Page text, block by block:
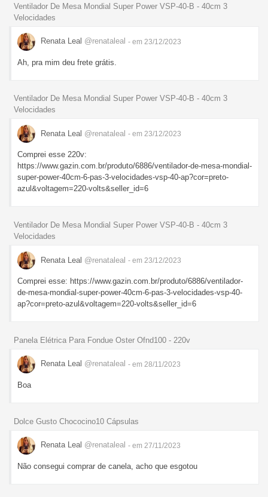
Ventilador De Mesa Mondial Super Power VSP-40-B - 40cm 3
Velocidades
Renata Leal @renataleal - em 23/12/2023
Ah, pra mim deu frete grátis.
Ventilador De Mesa Mondial Super Power VSP-40-B - 40cm 3
Velocidades
Renata Leal @renataleal - em 23/12/2023
Comprei esse 220v:
https://www.gazin.com.br/produto/6886/ventilador-de-mesa-mondial-
super-power-40cm-6-pas-3-velocidades-vsp-40-ap?cor=preto-
azul&voltagem=220-volts&seller_id=6
Ventilador De Mesa Mondial Super Power VSP-40-B - 40cm 3
Velocidades
Renata Leal @renataleal - em 23/12/2023
Comprei esse: https://www.gazin.com.br/produto/6886/ventilador-
de-mesa-mondial-super-power-40cm-6-pas-3-velocidades-vsp-40-
ap?cor=preto-azul&voltagem=220-volts&seller_id=6
Panela Elétrica Para Fondue Oster Ofnd100 - 220v
Renata Leal @renataleal - em 28/11/2023
Boa
Dolce Gusto Chococino10 Cápsulas
Renata Leal @renataleal - em 27/11/2023
Não consegui comprar de canela, acho que esgotou